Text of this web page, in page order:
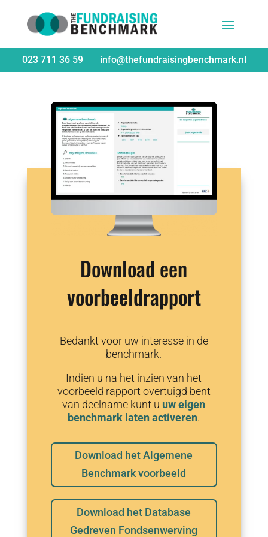
023 711 36 59 info@thefundraisingbenchmark.nl
Download een
voorbeeldrapport
Bedankt voor uw interesse in de
benchmark.
Indien u na het inzien van het
voorbeeld rapport overtuigd bent
van deelname kunt u uw eigen
benchmark laten activeren.
Download het Algemene
Benchmark voorbeeld
Download het Database
Gedreven Fondsenwerving